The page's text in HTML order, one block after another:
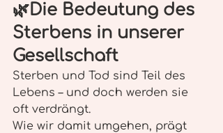
🌿Die Bedeutung des
Sterbens in unserer
Gesellschaft
Sterben und Tod sind Teil des
Lebens – und doch werden sie
oft verdrängt.
Wie wir damit umgehen, prägt